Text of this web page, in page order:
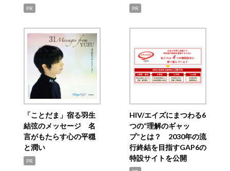
PR PR
「ことだま」宿る羽生
結弦のメッセージ 名
言がもたらす心の平穏
と潤い
PR
HIV/エイズにまつわる6
つの“理解のギャッ
プ”とは？ 2030年の流
行終結を目指すGAP6の
特設サイトを公開